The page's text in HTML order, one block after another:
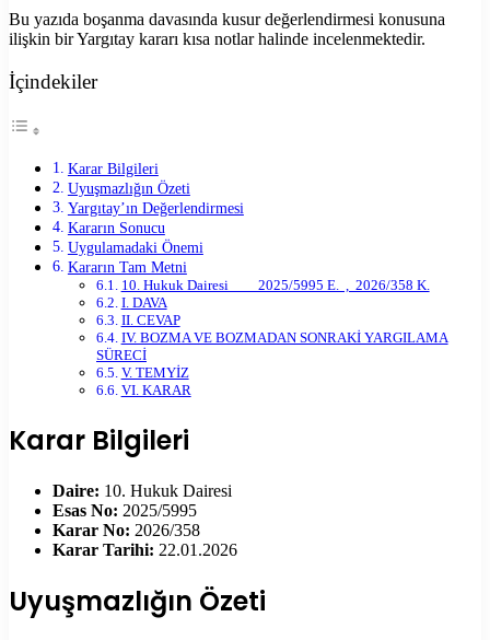
Bu yazıda boşanma davasında kusur değerlendirmesi konusuna
ilişkin bir Yargıtay kararı kısa notlar halinde incelenmektedir.
İçindekiler
Karar Bilgileri
Uyuşmazlığın Özeti
Yargıtay’ın Değerlendirmesi
Kararın Sonucu
Uygulamadaki Önemi
Kararın Tam Metni
10. Hukuk Dairesi 2025/5995 E. , 2026/358 K.
I. DAVA
II. CEVAP
IV. BOZMA VE BOZMADAN SONRAKİ YARGILAMA
SÜRECİ
V. TEMYİZ
VI. KARAR
Karar Bilgileri
Daire: 10. Hukuk Dairesi
Esas No: 2025/5995
Karar No: 2026/358
Karar Tarihi: 22.01.2026
Uyuşmazlığın Özeti